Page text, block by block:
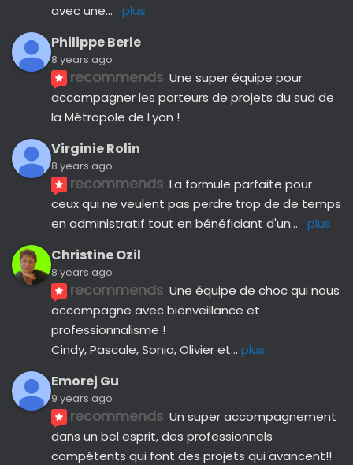
avec une... plus
Philippe Berle
8 years ago
recommends Une super équipe pour
accompagner les porteurs de projets du sud de
la Métropole de Lyon !
Virginie Rolin
8 years ago
recommends La formule parfaite pour
ceux qui ne veulent pas perdre trop de de temps
en administratif tout en bénéficiant d'un... plus
Christine Ozil
8 years ago
recommends Une équipe de choc qui nous
accompagne avec bienveillance et
professionnalisme !
Cindy, Pascale, Sonia, Olivier et... plus
Emorej Gu
9 years ago
recommends Un super accompagnement
dans un bel esprit, des professionnels
compétents qui font des projets qui avancent!!